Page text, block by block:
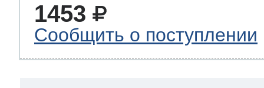
1453
Сообщить о поступлении